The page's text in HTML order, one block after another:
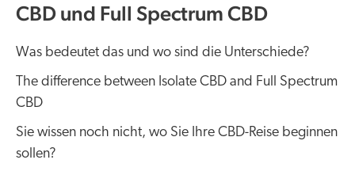
CBD und Full Spectrum CBD
Was bedeutet das und wo sind die Unterschiede?
The difference between Isolate CBD and Full Spectrum
CBD
Sie wissen noch nicht, wo Sie Ihre CBD-Reise beginnen
sollen?